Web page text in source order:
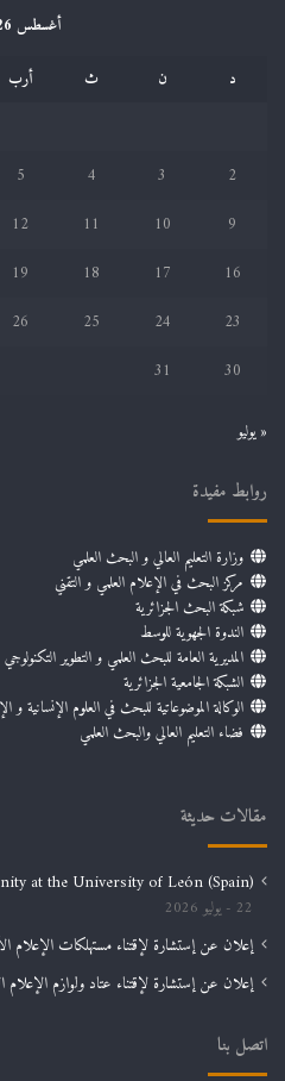
أغسطس 2026
د
ن ث أرب
2
3
4
5
9
10
11
12
16
17
18
19
23
24
25
26
30
31
« يوليو
روابط مفيدة
وزارة التعليم العالي و البحث العلمي
مركز البحث في الإعلام العلمي و التقني
شبكة البحث الجزائرية
الندوة الجهوية للوسط
المديرية العامة للبحث العلمي و التطوير التكنولوجي
الشبكة الجامعية الجزائرية
الوكالة الموضوعاتية للبحث في العلوم الإنسانية و
فضاء التعليم العالي والبحث العلمي
مقالات حديثة
at the University of León (Spain)
22 يوليو 2026
إعلان عن إستشارة لإقتناء مستهلكات الإعلام
إعلان عن إستشارة لإقتناء عتاد ولوازم الإعلام
اتصل بنا